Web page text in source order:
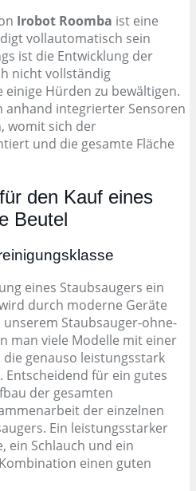
Irobot Roomba ist eine
vollautomatisch sein
ist die Entwicklung der
nicht vollständig
einige Hürden zu bewältigen.
anhand integrierter Sensoren
womit sich der
und die gesamte Fläche
den Kauf eines
Beutel
eines Staubsaugers ein
durch moderne Geräte
Staubsauger-ohne-
man viele Modelle mit einer
genauso leistungsstark
Entscheidend für ein gutes
der gesamten
der einzelnen
Ein leistungsstarker
ein Schlauch und ein
einen guten